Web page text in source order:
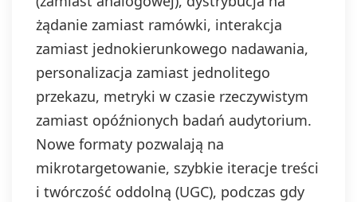
żądanie zamiast ramówki, interakcja
zamiast jednokierunkowego nadawania,
personalizacja zamiast jednolitego
przekazu, metryki w czasie rzeczywistym
zamiast opóźnionych badań audytorium.
Nowe formaty pozwalają na
mikrotargetowanie, szybkie iteracje treści
i twórczość oddolną (UGC), podczas gdy